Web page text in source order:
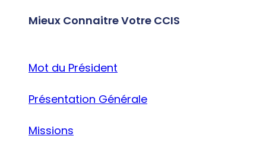
Mieux Connaitre Votre CCIS
Mot du Président
Présentation Générale
Missions